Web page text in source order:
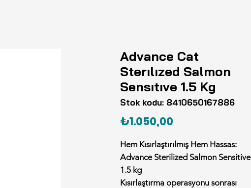
Advance Cat
Sterılızed Salmon
Sensıtıve 1.5 Kg
Stok kodu: 8410650167886
₺1.050,00
Hem Kısırlaştırılmış Hem Hassas:
Advance Sterilized Salmon Sensitive
1.5 kg
Kısırlaştırma operasyonu sonrası